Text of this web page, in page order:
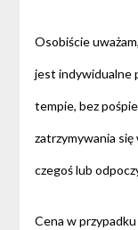
Osobiście
jest indywidualne
tempie, bez
zatrzymywania się
czegoś lub
Cena w